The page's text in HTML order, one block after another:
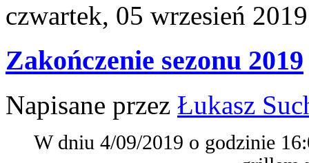
czwartek, 05 wrzesień
Zakończenie sezonu 2019
Napisane przez Łukasz
W dniu 4/09/2019 o godzinie